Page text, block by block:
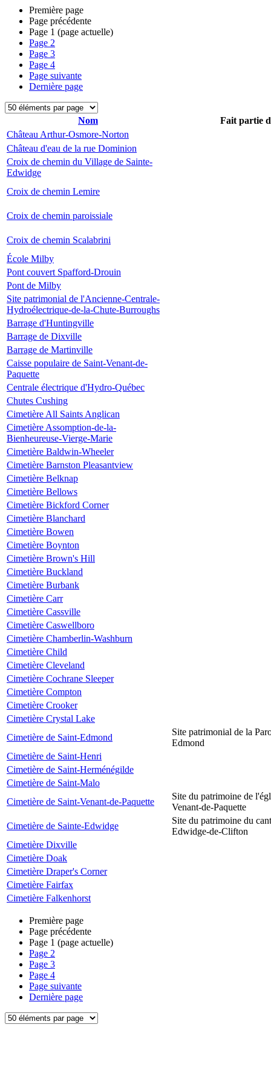
Première page
Page précédente
Page 1 (page actuelle)
Page 2
Page 3
Page 4
Page suivante
Dernière page
Nom
Fait partie
Château Arthur-Osmore-Norton
Château d'eau de la rue Dominion
Croix de chemin du Village de Sainte-
Edwidge
Croix de chemin Lemire
Croix de chemin paroissiale
Croix de chemin Scalabrini
École Milby
Pont couvert Spafford-Drouin
Pont de Milby
Site patrimonial de l'Ancienne-Centrale-
Hydroélectrique-de-la-Chute-Burroughs
Barrage d'Huntingville
Barrage de Dixville
Barrage de Martinville
Caisse populaire de Saint-Venant-de-
Paquette
Centrale électrique d'Hydro-Québec
Chutes Cushing
Cimetière All Saints Anglican
Cimetière Assomption-de-la-
Bienheureuse-Vierge-Marie
Cimetière Baldwin-Wheeler
Cimetière Barnston Pleasantview
Cimetière Belknap
Cimetière Bellows
Cimetière Bickford Corner
Cimetière Blanchard
Cimetière Bowen
Cimetière Boynton
Cimetière Brown's Hill
Cimetière Buckland
Cimetière Burbank
Cimetière Carr
Cimetière Cassville
Cimetière Caswellboro
Cimetière Chamberlin-Washburn
Cimetière Child
Cimetière Cleveland
Cimetière Cochrane Sleeper
Cimetière Compton
Cimetière Crooker
Cimetière Crystal Lake
Cimetière de Saint-Edmond
Site patrimonial de la
Edmond
Cimetière de Saint-Henri
Cimetière de Saint-Herménégilde
Cimetière de Saint-Malo
Cimetière de Saint-Venant-de-Paquette
Site du patrimoine de
Venant-de-Paquette
Cimetière de Sainte-Edwidge
Site du patrimoine du
Edwidge-de-Clifton
Cimetière Dixville
Cimetière Doak
Cimetière Draper's Corner
Cimetière Fairfax
Cimetière Falkenhorst
Première page
Page précédente
Page 1 (page actuelle)
Page 2
Page 3
Page 4
Page suivante
Dernière page